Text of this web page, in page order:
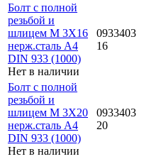
Болт с полной
резьбой и
шлицем M 3Х16
нерж.сталь A4
DIN 933 (1000)
Нет в наличии
0933403
16
Болт с полной
резьбой и
шлицем M 3Х20
нерж.сталь A4
DIN 933 (1000)
Нет в наличии
0933403
20